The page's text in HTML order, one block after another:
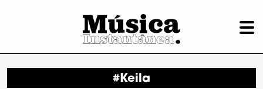
#Keila